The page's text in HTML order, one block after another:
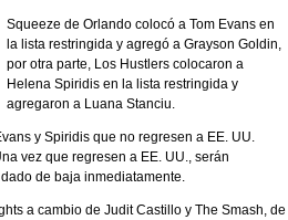
Squeeze de Orlando colocó a Tom Evans en
la lista restringida y agregó a Grayson Goldin,
por otra parte, Los Hustlers colocaron a
Helena Spiridis en la lista restringida y
agregaron a Luana Stanciu.
y Spiridis que no regresen a EE. UU.
vez que regresen a EE. UU., serán
de baja inmediatamente.
a cambio de Judit Castillo y The Smash, de